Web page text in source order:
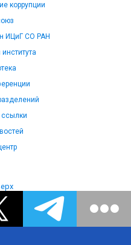
коррупции
ИЦиГ СО РАН